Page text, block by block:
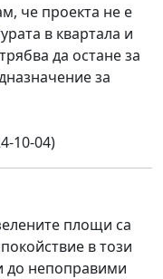
че проекта не е
в квартала и
да остане за
за
10-04)
площи са
в този
до непоправими